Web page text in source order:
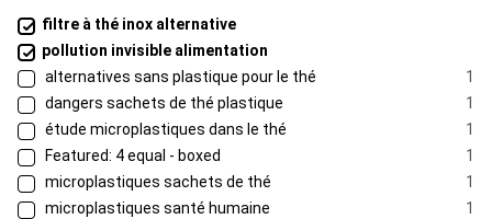
filtre à thé inox alternative
pollution invisible alimentation
alternatives sans plastique pour le thé
1
dangers sachets de thé plastique
1
étude microplastiques dans le thé
1
Featured: 4 equal - boxed
1
microplastiques sachets de thé
1
microplastiques santé humaine
1